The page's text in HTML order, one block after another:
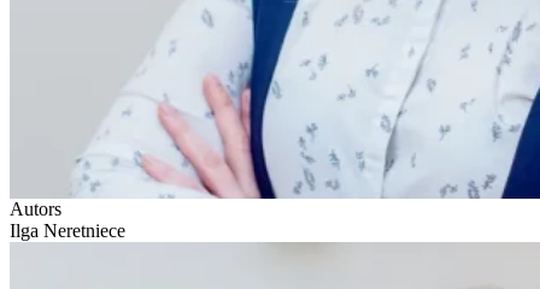
Autors
Ilga Neretniece